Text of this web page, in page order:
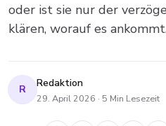
oder ist sie nur der
klären, worauf es
R Redaktion
29. April 2026 · 5 Min Lesezeit